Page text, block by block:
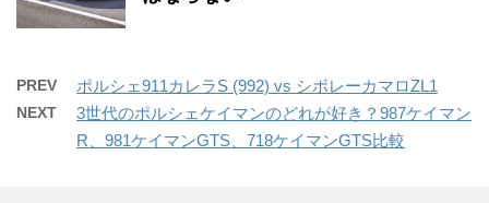
PREV ポルシェ911カレラS (992) vs シボレーカマロZL1
NEXT
3世代のポルシェケイマンのどれが好き？987ケイマン
R、981ケイマンGTS、718ケイマンGTS比較